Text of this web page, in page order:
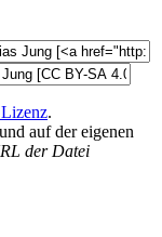
.
auf der eigenen
der Datei